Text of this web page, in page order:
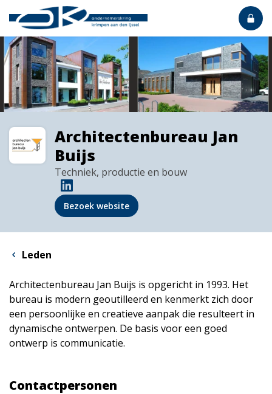
Architectenbureau Jan
Buijs
Techniek, productie en bouw
Bezoek website
Leden
Architectenbureau Jan Buijs is opgericht in 1993. Het
bureau is modern geoutilleerd en kenmerkt zich door
een persoonlijke en creatieve aanpak die resulteert in
dynamische ontwerpen. De basis voor een goed
ontwerp is communicatie.
Contactpersonen